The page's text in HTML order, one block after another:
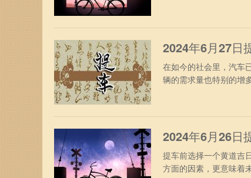
2024年6月27日
在如今的社会里，汽车
辆的需求量也特别的增
2024年6月26日
提车前选择一个黄道吉
方面的因素，更意味着